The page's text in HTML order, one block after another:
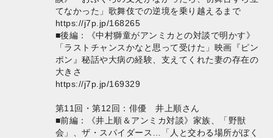
てなかった」歌舞伎での逆境を乗り越えるまで
https://j7p.jp/168265
■後編：《中村獅童がアンミカとの対談で明かす》
「ラストチャンスかなと思って受けた」映画『ピン
ポン』秘話や大病の経験、支えてくれた妻の存在の
大きさ
https://j7p.jp/169329
第11回・第12回：俳優 井上順さん
■前編：《井上順＆アンミカ対談》家族、「野獣
会」、ザ・スパイダース…「人と交わる場所がぼく